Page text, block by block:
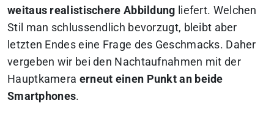
weitaus realistischere Abbildung liefert. Welchen
Stil man schlussendlich bevorzugt, bleibt aber
letzten Endes eine Frage des Geschmacks. Daher
vergeben wir bei den Nachtaufnahmen mit der
Hauptkamera erneut einen Punkt an beide
Smartphones.